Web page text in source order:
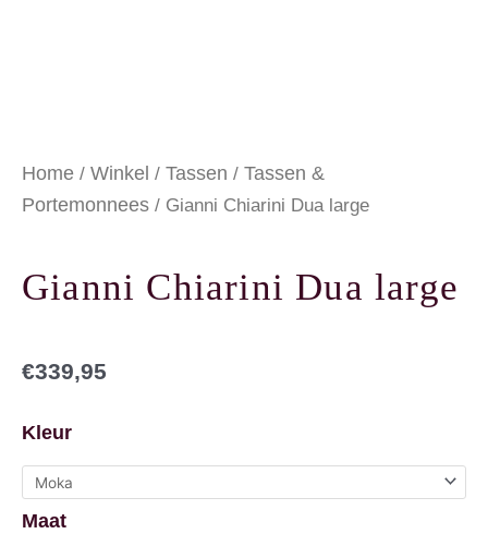
Home / Winkel / Tassen / Tassen &
Portemonnees / Gianni Chiarini Dua large
Gianni Chiarini Dua large
€339,95
Kleur
Maat
Gianni
Dua
large